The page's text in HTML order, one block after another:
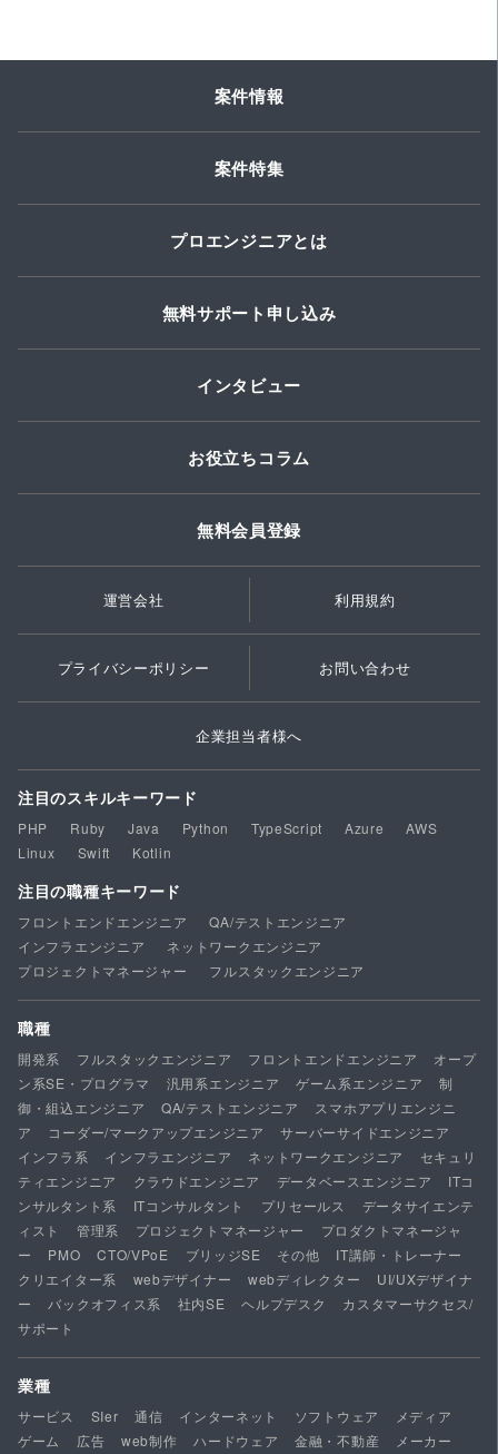
案件情報
案件特集
プロエンジニアとは
無料サポート申し込み
インタビュー
お役立ちコラム
無料会員登録
運営会社 利用規約
プライバシーポリシー お問い合わせ
企業担当者様へ
注目のスキルキーワード
PHP Ruby Java Python TypeScript Azure
AWS
Linux
Swift Kotlin
注目の職種キーワード
フロントエンドエンジニア
QA/テストエンジニア
インフラエンジニア
ネットワークエンジニア
プロジェクトマネージャー
フルスタックエンジニア
職種
開発系 フルスタックエンジニア フロントエンドエンジニア
オープ
ン系SE・プログラマ
汎用系エンジニア ゲーム系エンジニア
制
御・組込エンジニア
QA/テストエンジニア
スマホアプリエンジニ
ア
コーダー/マークアップエンジニア
サーバーサイドエンジニア
インフラ系
インフラエンジニア ネットワークエンジニア
セキュリ
ティエンジニア
クラウドエンジニア データベースエンジニア
ITコ
ンサルタント系
ITコンサルタント プリセールス
データサイエンテ
ィスト
管理系 プロジェクトマネージャー
プロダクトマネージャ
ー
PMO CTO/VPoE ブリッジSE その他
IT講師・トレーナー
クリエイター系
webデザイナー webディレクター
UI/UXデザイナ
ー
バックオフィス系 社内SE ヘルプデスク
カスタマーサクセス/
サポート
業種
サービス SIer 通信 インターネット ソフトウェア
メディア
ゲーム
広告 web制作 ハードウェア 金融・不動産
メーカー